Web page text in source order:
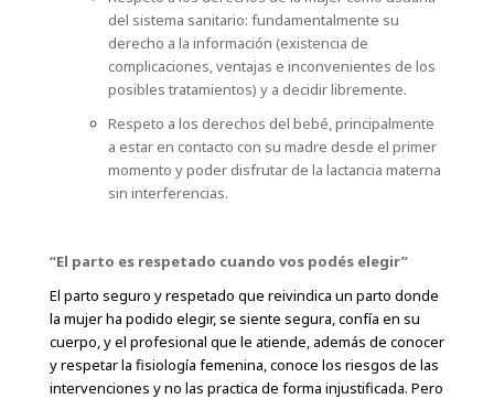
del sistema sanitario: fundamentalmente su
derecho a la información (existencia de
complicaciones, ventajas e inconvenientes de los
posibles tratamientos) y a decidir libremente.
Respeto a los derechos del bebé, principalmente
a estar en contacto con su madre desde el primer
momento y poder disfrutar de la lactancia materna
sin interferencias.
“El parto es respetado cuando vos podés elegir”
El parto seguro y respetado que reivindica un parto donde
la mujer ha podido elegir, se siente segura, confía en su
cuerpo, y el profesional que le atiende, además de conocer
y respetar la fisiología femenina, conoce los riesgos de las
intervenciones y no las practica de forma injustificada. Pero